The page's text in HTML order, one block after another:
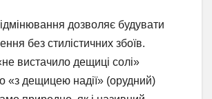
дозволяє будувати
без стилістичних збоїв.
вистачило дещиці солі»
«з дещицею надії» (орудний)